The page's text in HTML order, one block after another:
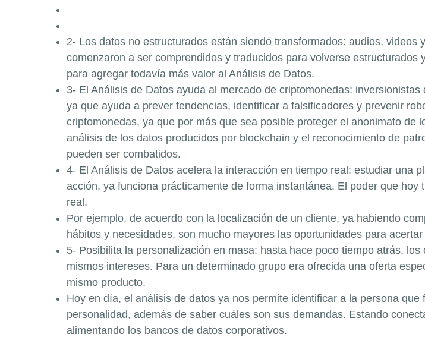
2- Los datos no estructurados están siendo transformados: audios,
comenzaron a ser comprendidos y traducidos para volverse
para agregar todavía más valor al Análisis de Datos.
3- El Análisis de Datos ayuda al mercado de criptomonedas:
ya que ayuda a prever tendencias, identificar a falsificadores y prevenir
criptomonedas, ya que por más que sea posible proteger el anonimato
análisis de los datos producidos por blockchain y el reconocimiento de
pueden ser combatidos.
4- El Análisis de Datos acelera la interacción en tiempo real: estudiar una
acción, ya funciona prácticamente de forma instantánea. El poder que
real.
Por ejemplo, de acuerdo con la localización de un cliente, ya habiendo
hábitos y necesidades, son mucho mayores las oportunidades para
5- Posibilita la personalización en masa: hasta hace poco tiempo atrás,
mismos intereses. Para un determinado grupo era ofrecida una oferta
mismo producto.
Hoy en día, el análisis de datos ya nos permite identificar a la persona
personalidad, además de saber cuáles son sus demandas. Estando
alimentando los bancos de datos corporativos.